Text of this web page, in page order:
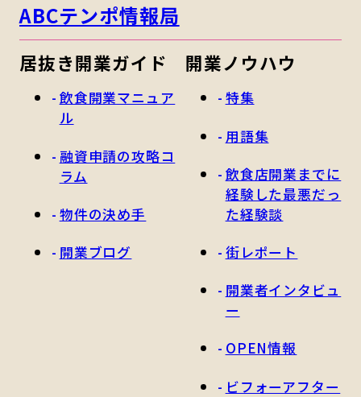
ABCテンポ情報局
居抜き開業ガイド
飲食開業マニュア
ル
融資申請の攻略コ
ラム
物件の決め手
開業ブログ
開業ノウハウ
特集
用語集
飲食店開業までに
経験した最悪だっ
た経験談
街レポート
開業者インタビュ
ー
OPEN情報
ビフォーアフター